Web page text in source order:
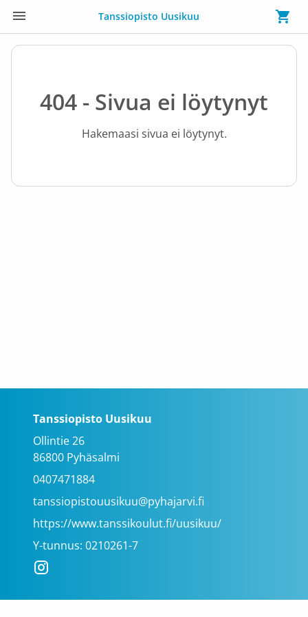
Tanssiopisto Uusikuu
404 - Sivua ei löytynyt
Hakemaasi sivua ei löytynyt.
Tanssiopisto Uusikuu
Ollintie 26
86800 Pyhäsalmi
0407471884
tanssiopistouusikuu@pyhajarvi.fi
https://www.tanssikoulut.fi/uusikuu/
Y-tunnus: 0210261-7